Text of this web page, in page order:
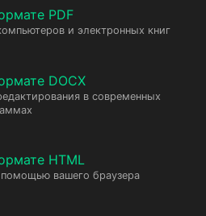
PDF
и электронных книг
DOCX
в современных
HTML
вашего браузера